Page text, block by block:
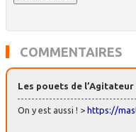
COMMENTAIRES
Les pouets de l’Agitateur
On y est aussi ! > https://